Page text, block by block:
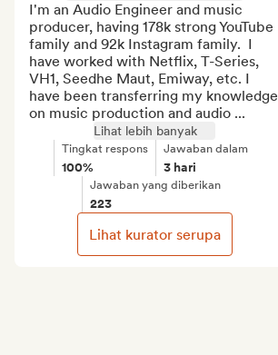
I'm an Audio Engineer and music
producer, having 178k strong YouTube
family and 92k Instagram family.  I
have worked with Netflix, T-Series,
VH1, Seedhe Maut, Emiway, etc. I
have been transferring my knowledge
on music production and audio ...
Lihat lebih banyak
Tingkat respons
100%
Jawaban dalam
3 hari
Jawaban yang diberikan
223
Lihat kurator serupa